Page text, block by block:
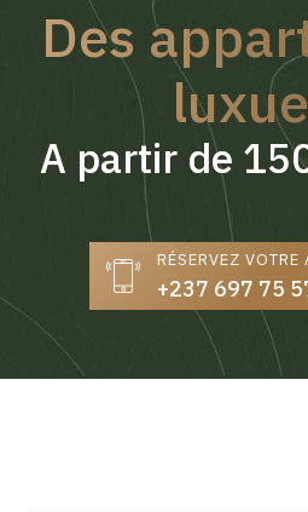
Des
A partir de
RÉSERVEZ VOTRE
+237 697 75